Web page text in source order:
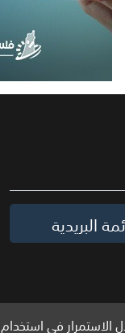
في
البريدية